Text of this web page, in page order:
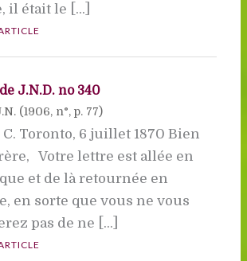
il était le [...]
J.N.D. no 340
(1906, n°, p. 77)
Toronto, 6 juillet 1870 Bien
Votre lettre est allée en
et de là retournée en
en sorte que vous ne vous
pas de ne [...]